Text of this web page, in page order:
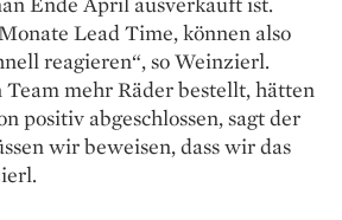
Lead Time, können also
reagieren“, so Weinzierl.
mehr Räder bestellt, hätten
­positiv abgeschlossen, sagt der
wir beweisen, dass wir das